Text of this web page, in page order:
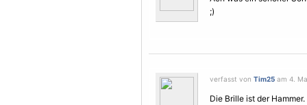
;)
verfasst von Tim25 am 4.
Die Brille ist der Hammer.